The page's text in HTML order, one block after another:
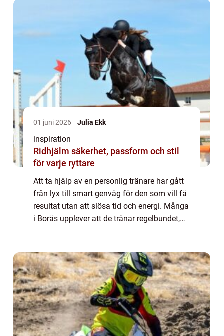
01 juni 2026 Julia Ekk
inspiration
Ridhjälm säkerhet, passform och stil
för varje ryttare
Att ta hjälp av en personlig tränare har gått
från lyx till smart genväg för den som vill få
resultat utan att slösa tid och energi. Många
i Borås upplever att de tränar regelbundet,